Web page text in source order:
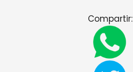
Compartir: